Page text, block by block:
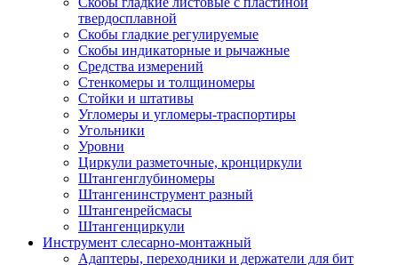
твердосплавной
Скобы гладкие регулируемые
Скобы индикаторные и рычажные
Средства измерений
Стенкомеры и толщиномеры
Стойки и штативы
Угломеры и угломеры-траспортиры
Угольники
Уровни
Циркули разметочные, кронциркули
Штангенглубиномеры
Штангенинструмент разный
Штангенрейсмасы
Штангенциркули
Инструмент слесарно-монтажный
Адаптеры, переходники и держатели для бит